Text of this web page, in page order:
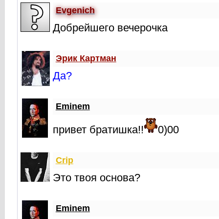
Evgenich
Добрейшего вечерочка
Эрик Картман
Да?
Eminem
привет братишка!! 0)00
Crip
Это твоя основа?
Eminem